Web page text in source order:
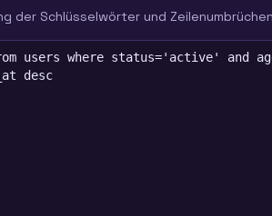
der Schlüsselwörter und